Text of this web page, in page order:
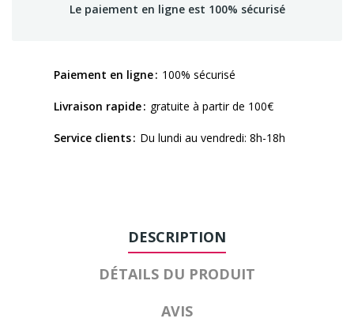
Le paiement en ligne est 100% sécurisé
Paiement en ligne 100% sécurisé
Livraison rapide gratuite à partir de 100€
Service clients Du lundi au vendredi: 8h-18h
DESCRIPTION
DÉTAILS DU PRODUIT
AVIS